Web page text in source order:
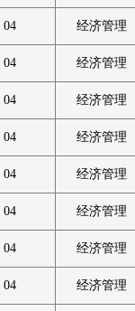
04 经济管理
04 经济管理
04 经济管理
04 经济管理
04 经济管理
04 经济管理
04 经济管理
04 经济管理